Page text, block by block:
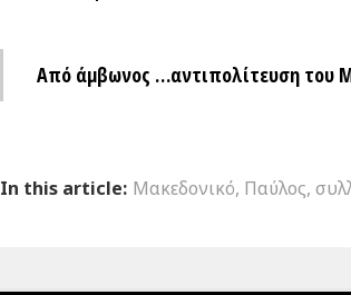
Από άμβωνος …αντιπολίτευση του
In this article: Μακεδονικό, Παύλος,